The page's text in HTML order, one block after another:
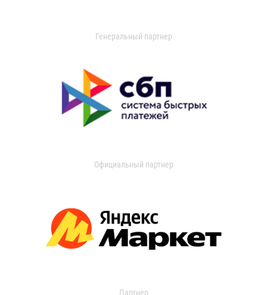
Генеральный партнер
Официальный партнер
Партнер